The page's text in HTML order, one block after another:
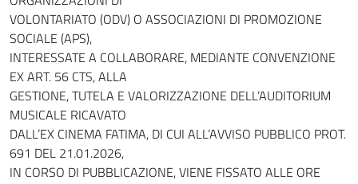
VOLONTARIATO (ODV) O ASSOCIAZIONI DI PROMOZIONE
SOCIALE (APS),
INTERESSATE A COLLABORARE, MEDIANTE CONVENZIONE
EX ART. 56 CTS, ALLA
GESTIONE, TUTELA E VALORIZZAZIONE DELL’AUDITORIUM
MUSICALE RICAVATO
DALL’EX CINEMA FATIMA, DI CUI ALL’AVVISO PUBBLICO PROT.
691 DEL 21.01.2026,
IN CORSO DI PUBBLICAZIONE, VIENE FISSATO ALLE ORE